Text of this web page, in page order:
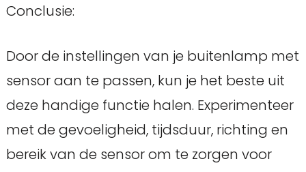
Conclusie:
Door de instellingen van je buitenlamp met
sensor aan te passen, kun je het beste uit
deze handige functie halen. Experimenteer
met de gevoeligheid, tijdsduur, richting en
bereik van de sensor om te zorgen voor